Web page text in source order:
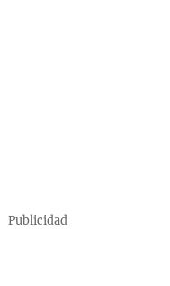
Publicidad